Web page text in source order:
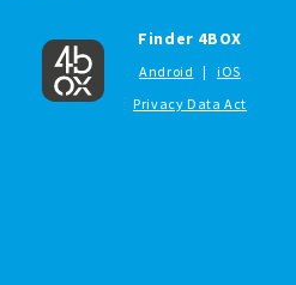
Finder 4BOX
Android |
iOS
Privacy Data Act